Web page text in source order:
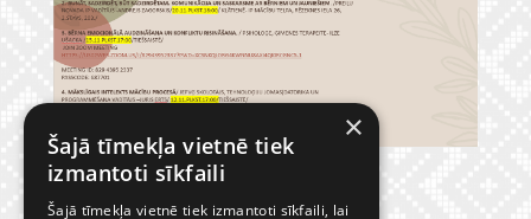
×
Šajā tīmekļa vietnē tiek
izmantoti sīkfaili
Šajā tīmekļa vietnē tiek izmantoti sīkfaili, lai